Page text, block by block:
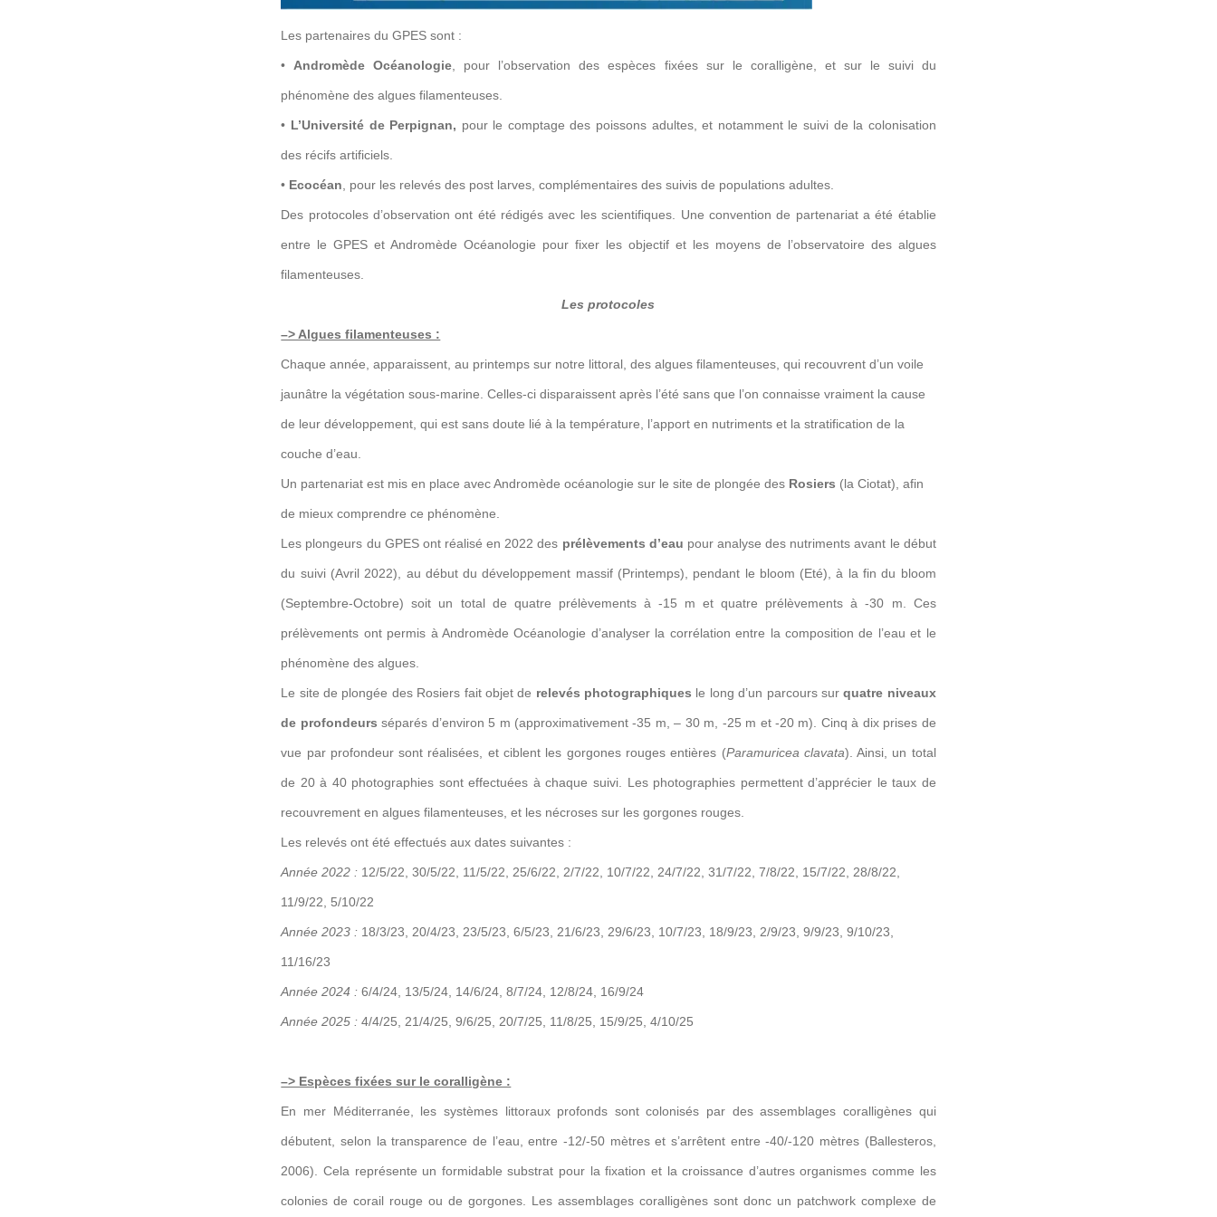
Les partenaires du GPES sont :
• Andromède Océanologie , pour l’observation des espèces fixées sur le coralligène, et sur le suivi du
phénomène des algues filamenteuses.
• L’Université de Perpignan, pour le comptage des poissons adultes, et notamment le suivi de la colonisation
des récifs artificiels.
• Ecocéan , pour les relevés des post larves, complémentaires des suivis de populations adultes.
Des protocoles d’observation ont été rédigés avec les scientifiques. Une convention de partenariat a été établie
entre le GPES et Andromède Océanologie pour fixer les objectif et les moyens de l’observatoire des algues
filamenteuses.
Les protocoles
–> Algues filamenteuses :
Chaque année, apparaissent, au printemps sur notre littoral, des algues filamenteuses, qui recouvrent d’un voile
jaunâtre la végétation sous-marine. Celles-ci disparaissent après l’été sans que l’on connaisse vraiment la cause
de leur développement, qui est sans doute lié à la température, l’apport en nutriments et la stratification de la
couche d’eau.
Un partenariat est mis en place avec Andromède océanologie sur le site de plongée des Rosiers (la Ciotat), afin
de mieux comprendre ce phénomène.
Les plongeurs du GPES ont réalisé en 2022 des prélèvements d’eau pour analyse des nutriments avant le début
du suivi (Avril 2022), au début du développement massif (Printemps), pendant le bloom (Eté), à la fin du bloom
(Septembre-Octobre) soit un total de quatre prélèvements à -15 m et quatre prélèvements à -30 m. Ces
prélèvements ont permis à Andromède Océanologie d’analyser la corrélation entre la composition de l’eau et le
phénomène des algues.
Le site de plongée des Rosiers fait objet de relevés photographiques le long d’un parcours surquatre niveaux
de profondeurs séparés d’environ 5 m (approximativement -35 m, – 30 m, -25 m et -20 m). Cinq à dix prises de
vue par profondeur sont réalisées, et ciblent les gorgones rouges entières (Paramuricea clavata). Ainsi, un total
de 20 à 40 photographies sont effectuées à chaque suivi. Les photographies permettent d’apprécier le taux de
recouvrement en algues filamenteuses, et les nécroses sur les gorgones rouges.
Les relevés ont été effectués aux dates suivantes :
Année 2022 : 12/5/22, 30/5/22, 11/5/22, 25/6/22, 2/7/22, 10/7/22, 24/7/22, 31/7/22, 7/8/22, 15/7/22, 28/8/22,
11/9/22, 5/10/22
Année 2023 : 18/3/23, 20/4/23, 23/5/23, 6/5/23, 21/6/23, 29/6/23, 10/7/23, 18/9/23, 2/9/23, 9/9/23, 9/10/23,
11/16/23
Année 2024 :6/4/24, 13/5/24, 14/6/24, 8/7/24, 12/8/24, 16/9/24
Année 2025 :4/4/25, 21/4/25, 9/6/25, 20/7/25, 11/8/25, 15/9/25, 4/10/25
–> Espèces fixées sur le coralligène :
En mer Méditerranée, les systèmes littoraux profonds sont colonisés par des assemblages coralligènes qui
débutent, selon la transparence de l’eau, entre -12/-50 mètres et s’arrêtent entre -40/-120 mètres (Ballesteros,
2006). Cela représente un formidable substrat pour la fixation et la croissance d’autres organismes comme les
colonies de corail rouge ou de gorgones. Les assemblages coralligènes sont donc un patchwork complexe de